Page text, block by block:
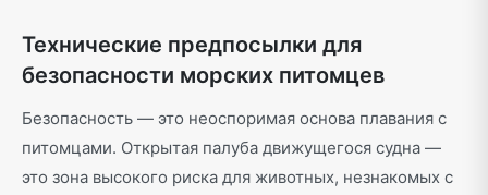
Технические предпосылки для
безопасности морских питомцев
Безопасность — это неоспоримая основа плавания с
питомцами. Открытая палуба движущегося судна —
это зона высокого риска для животных, незнакомых с